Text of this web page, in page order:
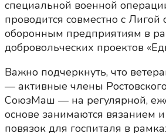
специальной военной
проводится совместно с Лигой
оборонным предприятиям в
добровольческих проектов
Важно подчеркнуть, что
— активные члены
СоюзМаш — на регулярной,
основе занимаются вязанием
повязок для госпиталя в